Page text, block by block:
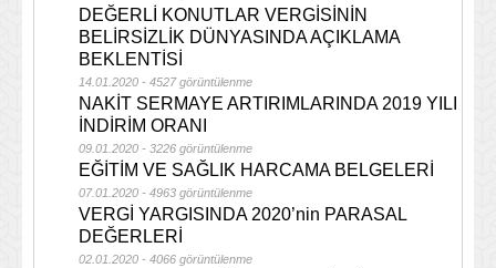
DEĞERLİ KONUTLAR VERGİSİNİN
BELİRSİZLİK DÜNYASINDA AÇIKLAMA
BEKLENTİSİ
14.01.2020 - 4527 görüntülenme
NAKİT SERMAYE ARTIRIMLARINDA 2019 YILI
İNDİRİM ORANI
09.01.2020 - 3226 görüntülenme
EĞİTİM VE SAĞLIK HARCAMA BELGELERİ
07.01.2020 - 4963 görüntülenme
VERGİ YARGISINDA 2020’nin PARASAL
DEĞERLERİ
02.01.2020 - 4066 görüntülenme